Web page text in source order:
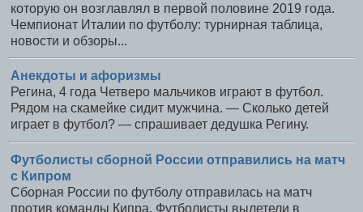
которую он возглавлял в первой половине 2019 года.
Чемпионат Италии по футболу: турнирная таблица,
новости и обзоры...
Анекдоты и афоризмы
Регина, 4 года Четверо мальчиков играют в футбол.
Рядом на скамейке сидит мужчина. — Сколько детей
играет в футбол? — спрашивает дедушка Регину.
Футболисты сборной России отправились на матч
с Кипром
Сборная России по футболу отправилась на матч
против команды Кипра. Футболисты вылетели в